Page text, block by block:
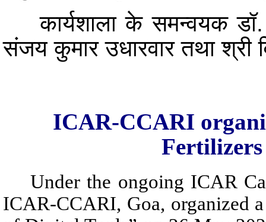
कार्यशाला के समन्वयक डॉ.
संजय कुमार उधारवार तथा श्री
ICAR-CCARI
Under the ongoing ICAR
ICAR-CCARI, Goa, organized